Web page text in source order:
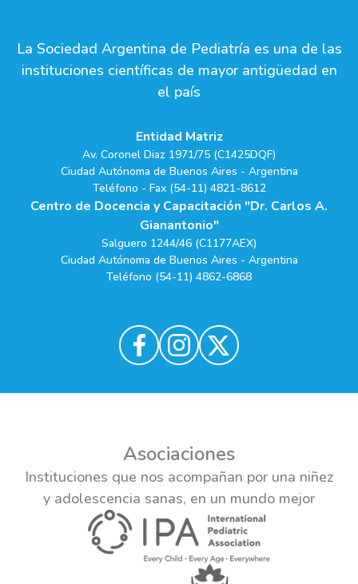
La Sociedad Argentina de Pediatría es una de las
instituciones científicas de mayor antigüedad en
el país
Entidad Matriz
Av. Coronel Diaz 1971/75 (C1425DQF)
Ciudad Autónoma de Buenos Aires - Argentina
Teléfono - Fax (54-11) 4821-8612
Centro de Docencia y Capacitación "Dr. Carlos A.
Gianantonio"
Salguero 1244/46 (C1177AEX)
Ciudad Autónoma de Buenos Aires - Argentina
Teléfono (54-11) 4862-6868
Asociaciones
Instituciones que nos acompañan por una niñez
y adolescencia sanas, en un mundo mejor